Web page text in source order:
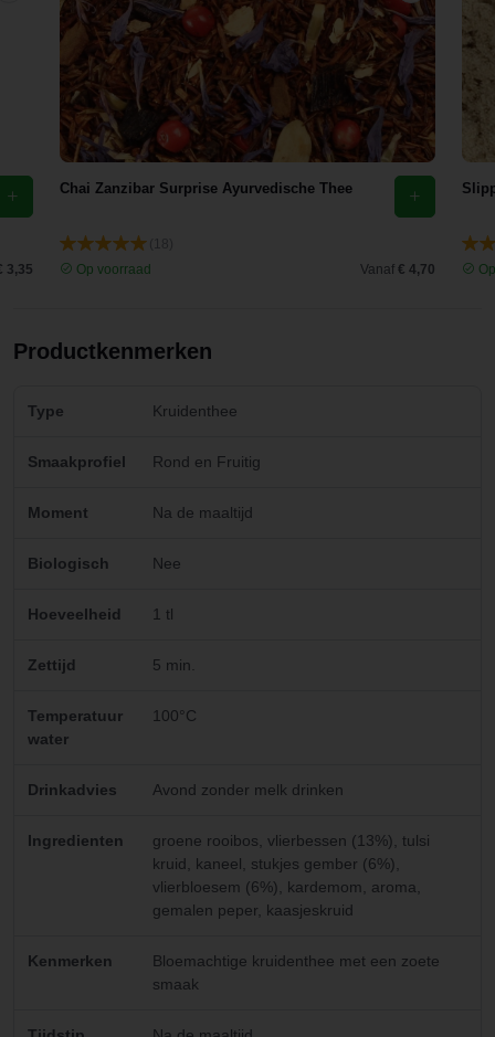
3,35
Chai Zanzibar Surprise Ayurvedische Thee
Op voorraad
Vanaf € 4,70
Productkenmerken
Type Kruidenthee
Smaakprofiel Rond en Fruitig
Moment Na de maaltijd
Biologisch Nee
Hoeveelheid 1 tl
Zettijd 5 min.
Temperatuur
water
100°C
Drinkadvies Avond zonder melk drinken
Ingredienten
groene rooibos, vlierbessen (13%), tulsi
kruid, kaneel, stukjes gember (6%),
vlierbloesem (6%), kardemom, aroma,
gemalen peper, kaasjeskruid
Kenmerken
Bloemachtige kruidenthee met een zoete
smaak